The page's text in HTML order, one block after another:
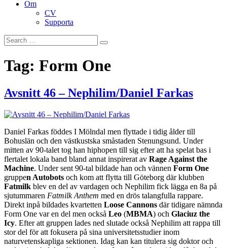
Om
CV
Supporta
Search
for:
Search
Tag: Form One
Avsnitt 46 – Nephilim/Daniel Farkas
Daniel Farkas föddes I Mölndal men flyttade i tidig ålder till
Bohuslän och den västkustska småstaden Stenungsund. Under
mitten av 90-talet tog han hiphopen till sig efter att ha spelat bas i
flertalet lokala band bland annat inspirerat av Rage Against the
Machine. Under sent 90-tal bildade han och vännen Form One
gruppen Autobots och kom att flytta till Göteborg där klubben
Fatmilk blev en del av vardagen och Nephilim fick lägga en 8a på
sjutummaren Fatmilk Anthem med en drös talangfulla rappare.
Direkt inpå bildades kvartetten Loose Cannons där tidigare nämnda
Form One var en del men också Leo (MBMA) och Glaciuz the
Icy. Efter att gruppen lades ned slutade också Nephilim att rappa till
stor del för att fokusera på sina universitetsstudier inom
naturvetenskapliga sektionen. Idag kan kan titulera sig doktor och